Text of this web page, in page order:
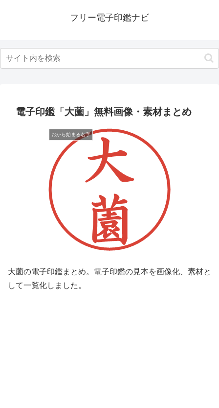
フリー電子印鑑ナビ
電子印鑑「大薗」無料画像・素材まとめ
おから始まる名字
大薗の電子印鑑まとめ。電子印鑑の見本を画像化、素材と
して一覧化しました。